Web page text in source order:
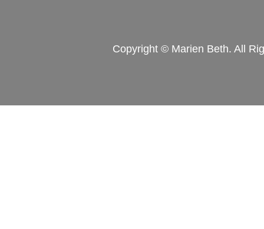
Copyright © Marien Beth. All